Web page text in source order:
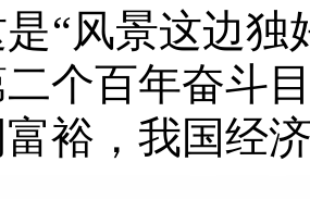
风景这边独好
个百年奋斗
裕，我国经